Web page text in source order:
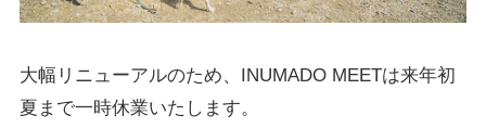
大幅リニューアルのため、INUMADO MEETは来年初
夏まで一時休業いたします。